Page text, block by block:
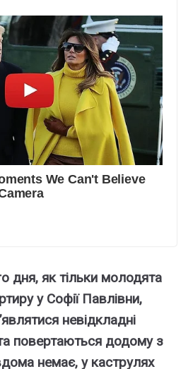
дня, як тільки молодята
у Софії Павлівни,
невідкладні
повертаються додому з
немає, у каструлях